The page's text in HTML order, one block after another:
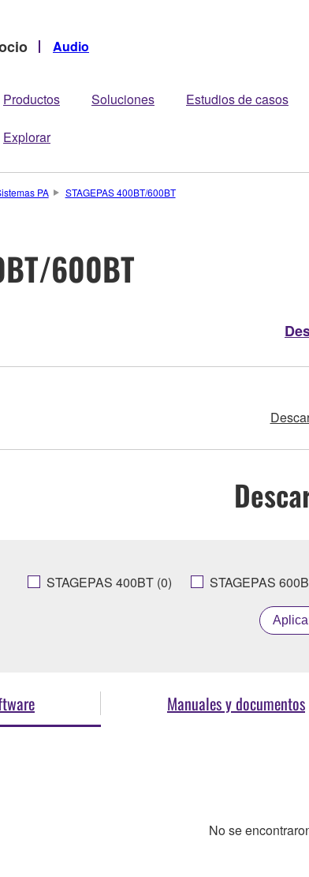
Audio
Productos Soluciones Estudios de casos
Explorar
PA STAGEPAS 400BT/600BT
600BT
STAGEPAS 400BT (0) STAGEPAS
Manuales y documentos
No se